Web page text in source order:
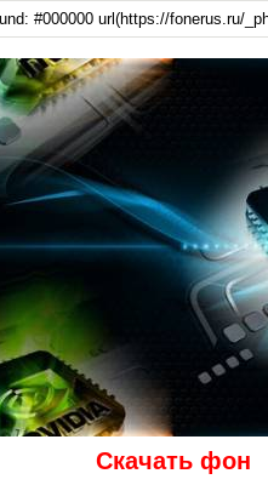
Скачать фон